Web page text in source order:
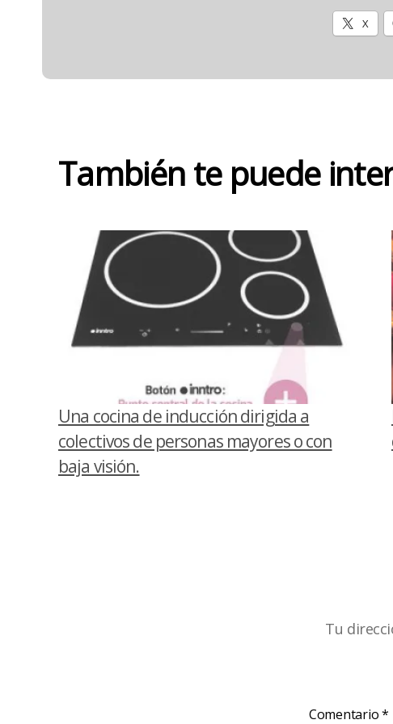
X
También te puede
Una cocina de inducción dirigida a
colectivos de personas mayores o con
baja visión.
Tu
Comentario*